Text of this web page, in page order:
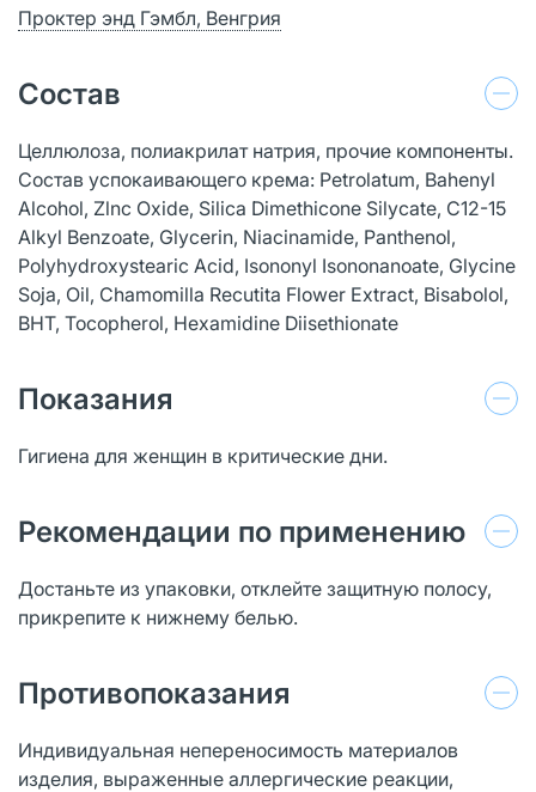
Проктер энд Гэмбл, Венгрия
Состав
Целлюлоза, полиакрилат натрия, прочие компоненты.
Состав успокаивающего крема: Petrolatum, Bahenyl
Alcohol, Zlnc Oxide, Silica Dimethicone Silycate, C12-15
Alkyl Benzoate, Glycerin, Niacinamide, Panthenol,
Polyhydroxystearic Acid, Isononyl Isononanoate, Glycine
Soja, Oil, Chamomilla Recutita Flower Extract, Bisabolol,
BHT, Tocopherol, Hexamidine Diisethionate
Показания
Гигиена для женщин в критические дни.
Рекомендации по применению
Достаньте из упаковки, отклейте защитную полосу,
прикрепите к нижнему белью.
Противопоказания
Индивидуальная непереносимость материалов
изделия, выраженные аллергические реакции,